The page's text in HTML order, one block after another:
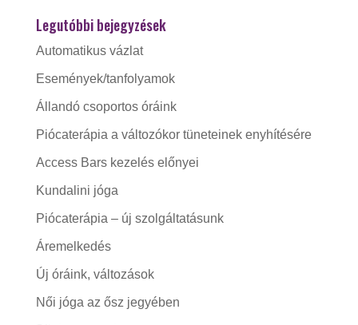
Legutóbbi bejegyzések
Automatikus vázlat
Események/tanfolyamok
Állandó csoportos óráink
Piócaterápia a változókor tüneteinek enyhítésére
Access Bars kezelés előnyei
Kundalini jóga
Piócaterápia – új szolgáltatásunk
Áremelkedés
Új óráink, változások
Női jóga az ősz jegyében